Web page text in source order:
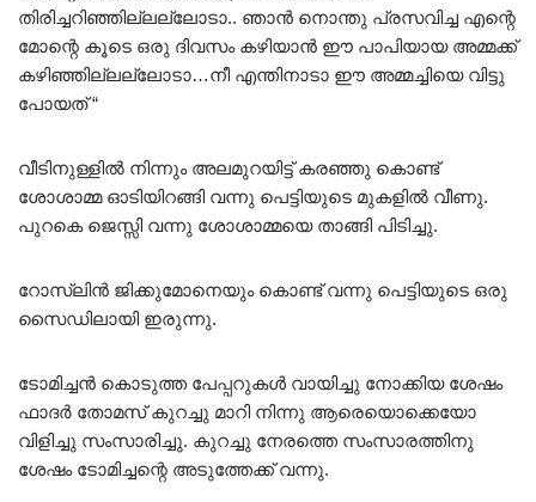
തിരിച്ചറിഞ്ഞില്ലല്ലോടാ.. ഞാൻ നൊന്തു പ്രസവിച്ച എന്റെ
മോന്റെ കൂടെ ഒരു ദിവസം കഴിയാൻ ഈ പാപിയായ അമ്മക്ക്
കഴിഞ്ഞില്ലല്ലോടാ…നീ എന്തിനാടാ ഈ അമ്മച്ചിയെ വിട്ടു
പോയത് “
വീടിനുള്ളിൽ നിന്നും അലമുറയിട്ട് കരഞ്ഞു കൊണ്ട്
ശോശാമ്മ ഓടിയിറങ്ങി വന്നു പെട്ടിയുടെ മുകളിൽ വീണു.
പുറകെ ജെസ്സി വന്നു ശോശാമ്മയെ താങ്ങി പിടിച്ചു.
റോസ്‌ലിൻ ജിക്കുമോനെയും കൊണ്ട് വന്നു പെട്ടിയുടെ ഒരു
സൈഡിലായി ഇരുന്നു.
ടോമിച്ചൻ കൊടുത്ത പേപ്പറുകൾ വായിച്ചു നോക്കിയ ശേഷം
ഫാദർ തോമസ് കുറച്ചു മാറി നിന്നു ആരെയൊക്കെയോ
വിളിച്ചു സംസാരിച്ചു. കുറച്ചു നേരത്തെ സംസാരത്തിനു
ശേഷം ടോമിച്ചന്റെ അടുത്തേക്ക് വന്നു.